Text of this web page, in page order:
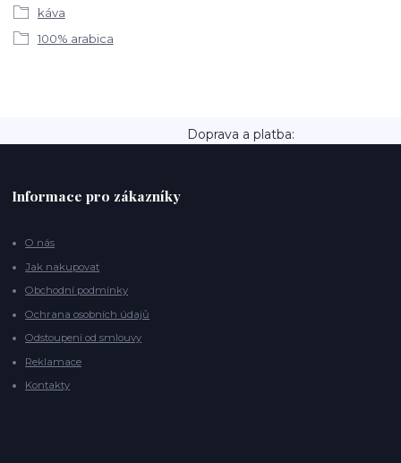
káva
100% arabica
Doprava a platba:
Informace pro zákazníky
O nás
Jak nakupovat
Obchodní podmínky
Ochrana osobních údajů
Odstoupení od smlouvy
Reklamace
Kontakty